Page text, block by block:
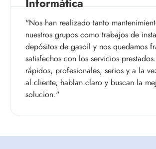
"Nos han realizado tanto
nuestros grupos como trabajos de
depósitos de gasoil y nos quedamos
satisfechos con los servicios
rápidos, profesionales, serios y a la
al cliente, hablan claro y buscan la
solucion."